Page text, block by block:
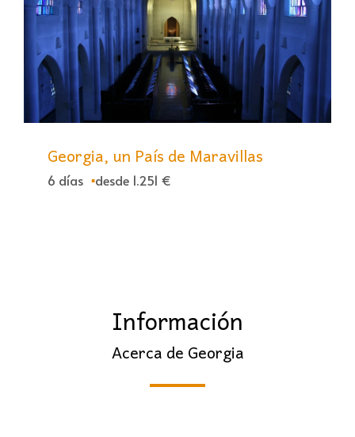
Georgia, un País de Maravillas
6 días desde 1.251 €
Información
Acerca de Georgia